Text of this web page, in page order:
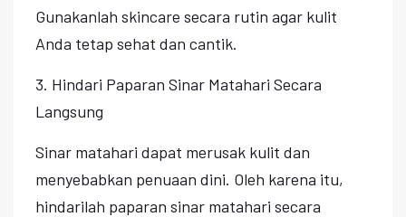
Gunakanlah skincare secara rutin agar kulit
Anda tetap sehat dan cantik.
3. Hindari Paparan Sinar Matahari Secara
Langsung
Sinar matahari dapat merusak kulit dan
menyebabkan penuaan dini. Oleh karena itu,
hindarilah paparan sinar matahari secara